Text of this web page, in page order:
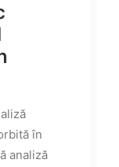
în
analiză